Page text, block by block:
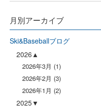
月別アーカイブ
Ski&Baseballブログ
2026
2026年3月 (1)
2026年2月 (3)
2026年1月 (2)
2025